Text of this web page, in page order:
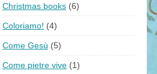
Christmas books (6)
Coloriamo! (4)
Come Gesù (5)
Come pietre vive (1)